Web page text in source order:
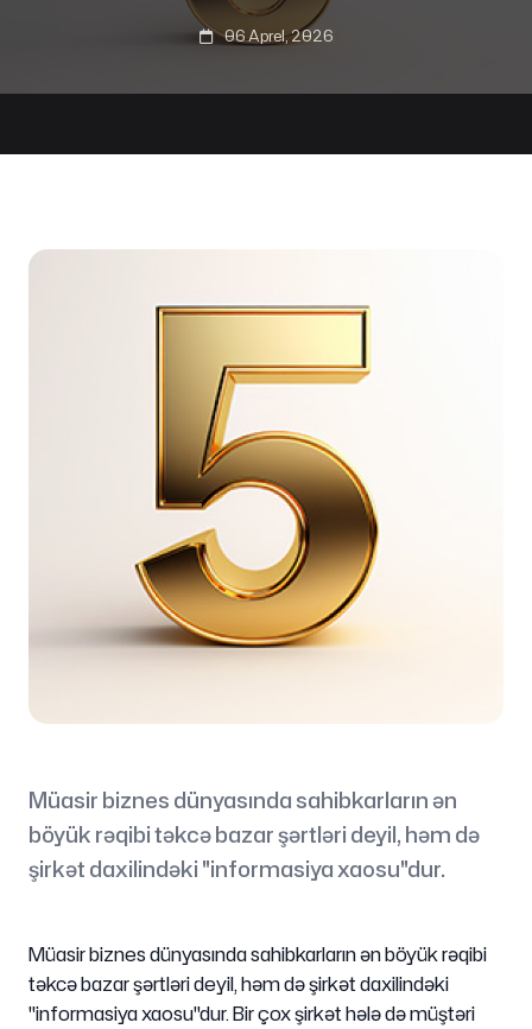
06 Aprel, 2026
Müasir biznes dünyasında sahibkarların ən
böyük rəqibi təkcə bazar şərtləri deyil, həm də
şirkət daxilindəki "informasiya xaоsu"dur.
Müasir biznes dünyasında sahibkarların ən böyük rəqibi
təkcə bazar şərtləri deyil, həm də şirkət daxilindəki
"informasiya xaоsu"dur. Bir çox şirkət hələ də müştəri